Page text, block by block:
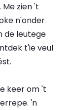
zien 't
n'onder
de leutege
t'ie veul
keer om 't
'n